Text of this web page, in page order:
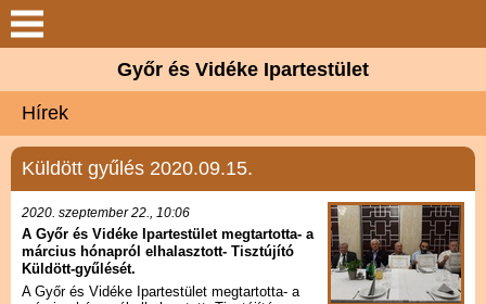
Bemutatkozás
Szolgáltatások
Céhmester Kft.
Elérhetőségek
Győr és Vidéke Ipartestület
Hírek
Küldött gyűlés 2020.09.15.
2020. szeptember 22., 10:06
A Győr és Vidéke Ipartestület megtartotta- a
március hónapról elhalasztott- Tisztújító
Küldött-gyűlését.
A Győr és Vidéke Ipartestület megtartotta- a